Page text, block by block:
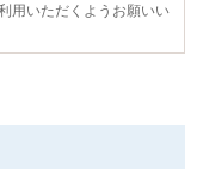
用いただくようお願いい